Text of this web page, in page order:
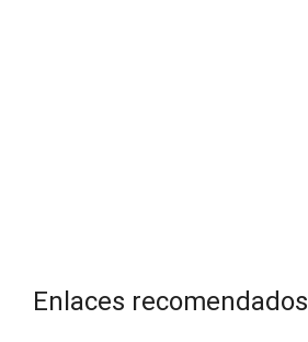
Enlaces recomendados